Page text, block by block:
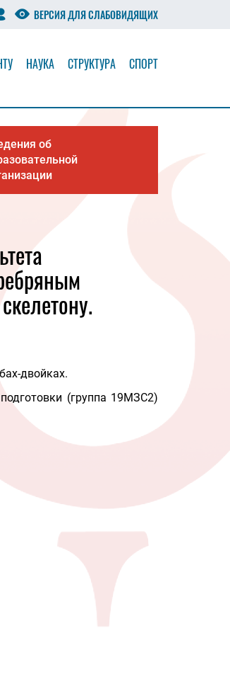
ВЕРСИЯ ДЛЯ СЛАБОВИДЯЩИХ
НАУКА СТРУКТУРА СПОРТ
об
двойках.
(группа 19МЗС2)